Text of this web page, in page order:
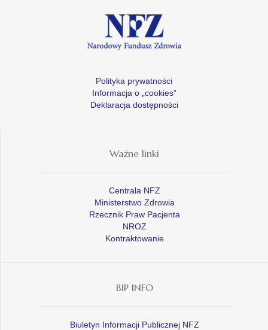
Polityka prywatności
Informacja o „cookies”
Deklaracja dostępności
Ważne linki
Centrala NFZ
Ministerstwo Zdrowia
Rzecznik Praw Pacjenta
NROZ
Kontraktowanie
BIP INFO
Biuletyn Informacji Publicznej NFZ